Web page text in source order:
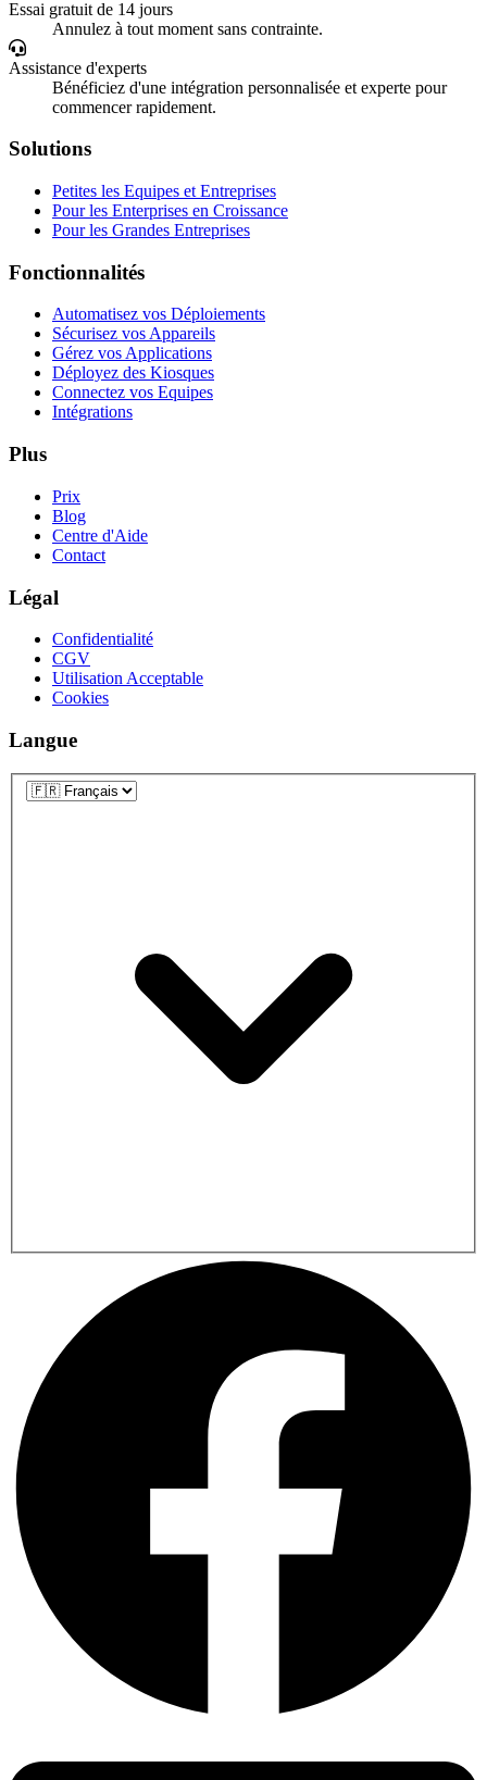
Essai gratuit de 14 jours
Annulez à tout moment sans contrainte.
Assistance d'experts
Bénéficiez d'une intégration personnalisée et experte pour
commencer rapidement.
Solutions
Petites les Equipes et Entreprises
Pour les Enterprises en Croissance
Pour les Grandes Entreprises
Fonctionnalités
Automatisez vos Déploiements
Sécurisez vos Appareils
Gérez vos Applications
Déployez des Kiosques
Connectez vos Equipes
Intégrations
Plus
Prix
Blog
Centre d'Aide
Contact
Légal
Confidentialité
CGV
Utilisation Acceptable
Cookies
Langue
Langue